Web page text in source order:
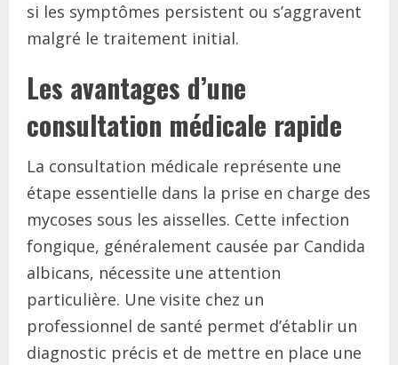
si les symptômes persistent ou s’aggravent
malgré le traitement initial.
Les avantages d’une
consultation médicale rapide
La consultation médicale représente une
étape essentielle dans la prise en charge des
mycoses sous les aisselles. Cette infection
fongique, généralement causée par Candida
albicans, nécessite une attention
particulière. Une visite chez un
professionnel de santé permet d’établir un
diagnostic précis et de mettre en place une